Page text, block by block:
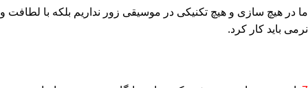
ما در هیچ سازی و هیچ تکنیکی در موسیقی زور نداریم بلکه با لطافت و
نرمی باید کار کرد.